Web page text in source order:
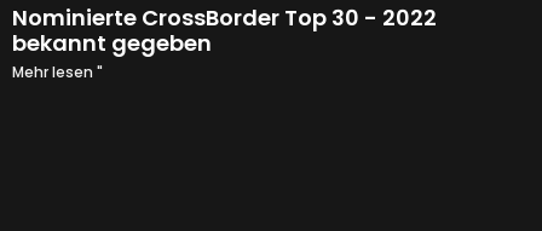
Nominierte CrossBorder Top 30 - 2022
bekannt gegeben
Mehr lesen "